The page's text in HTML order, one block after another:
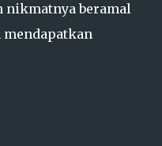
beramal